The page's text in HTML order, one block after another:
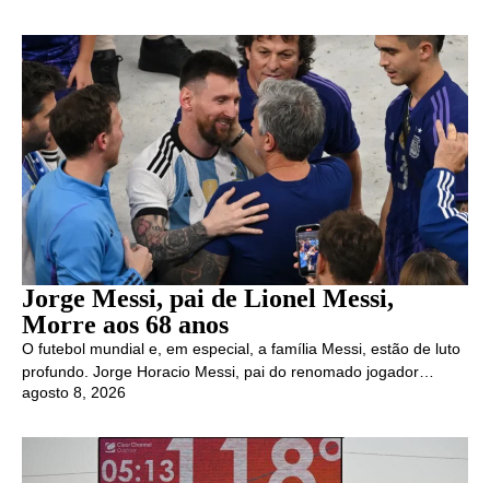
Jorge Messi, pai de Lionel Messi,
Morre aos 68 anos
O futebol mundial e, em especial, a família Messi, estão de luto
profundo. Jorge Horacio Messi, pai do renomado jogador…
agosto 8, 2026